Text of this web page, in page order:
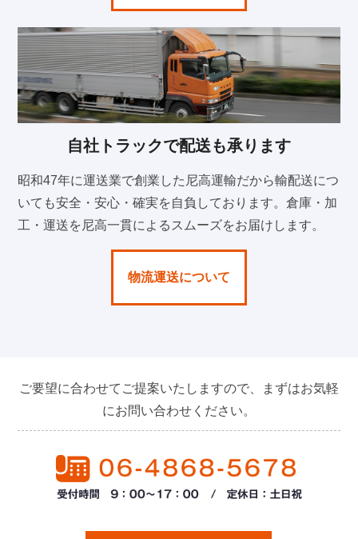
自社トラックで配送も承ります
昭和47年に運送業で創業した尼高運輸だから輸配送につ
いても安全・安心・確実を自負しております。倉庫・加
工・運送を尼高一貫によるスムーズをお届けします。
物流運送について
ご要望に合わせてご提案いたしますので、まずはお気軽
にお問い合わせください。